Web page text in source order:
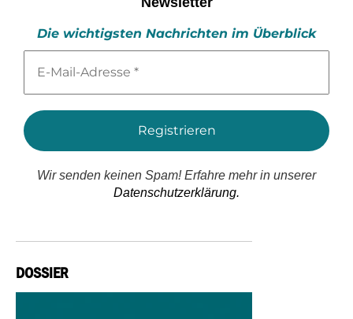
Die wichtigsten Nachrichten im Überblick
Mail-
*
Wir senden keinen Spam! Erfahre mehr in unserer
Datenschutzerklärung.
DOSSIER